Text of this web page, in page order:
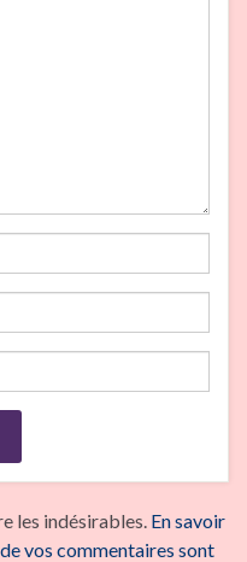
les indésirables. En savoir
vos commentaires sont